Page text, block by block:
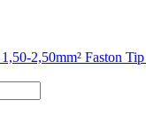
2,50mm² Faston